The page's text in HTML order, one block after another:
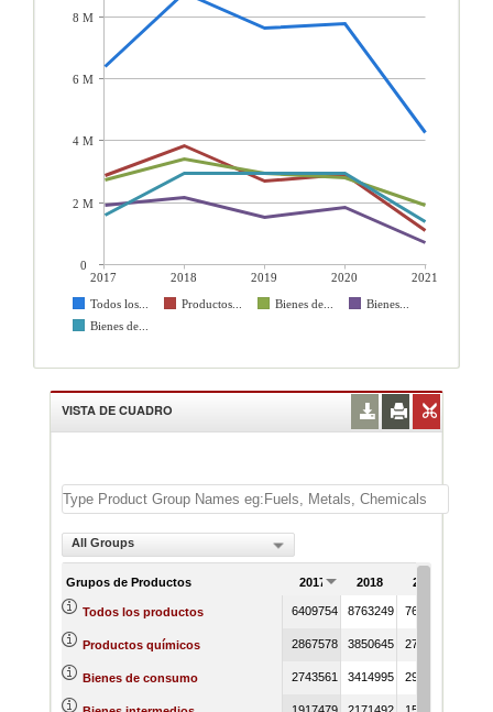
2017 2018 2019 2020
2021
Todos los...
Productos... Bienes de...
Bienes...
Bienes de...
8 M
6 M
4 M
2 M
0
VISTA DE CUADRO
All Groups
Grupos de Productos 2017 2018 2019
Todos los productos 6409754 8763249 7650519
Productos químicos 2867578 3850645 2703679
Bienes de consumo 2743561 3414995 2954548
1917479 2171492 1512682